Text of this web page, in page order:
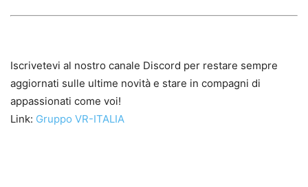
Iscrivetevi al nostro canale Discord per restare sempre
aggiornati sulle ultime novità e stare in compagni di
appassionati come voi!
Link: Gruppo VR-ITALIA